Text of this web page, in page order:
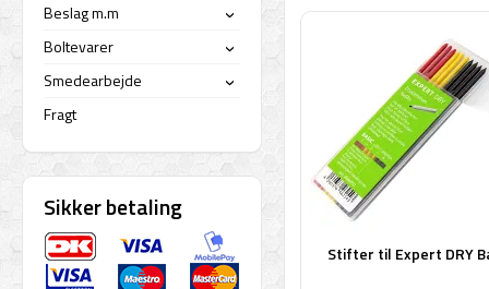
Stifter til Expert DRY
Beslag m.m ›
Boltevarer ›
Smedearbejde ›
Fragt
Sikker betaling